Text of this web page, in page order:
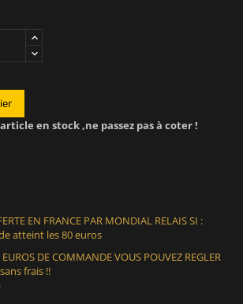
en stock ,ne passez pas à coter !
EN FRANCE PAR MONDIAL RELAIS SI :
atteint les 80 euros
DE COMMANDE VOUS POUVEZ REGLER
frais !!